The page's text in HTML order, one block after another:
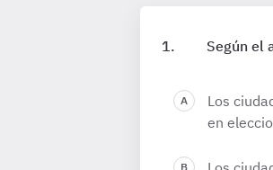
Según el
Los
en